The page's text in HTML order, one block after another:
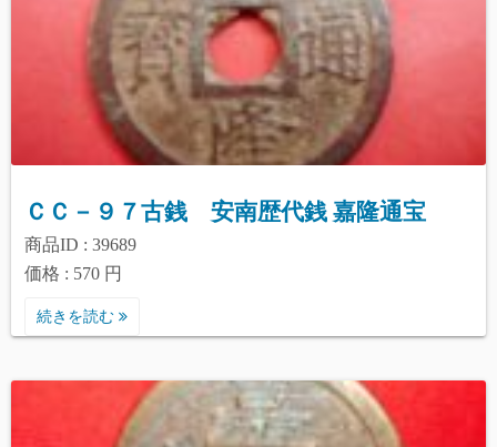
ＣＣ－９７古銭 安南歴代銭 嘉隆通宝
商品ID : 39689
価格 : 570 円
続きを読む